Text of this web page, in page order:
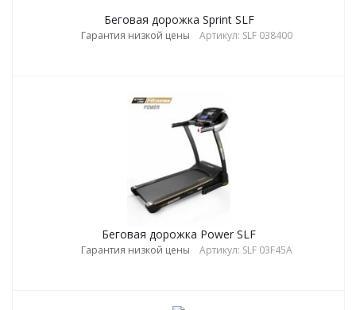
Беговая дорожка Sprint SLF
Гарантия низкой цены Артикул: SLF 038400
Беговая дорожка Power SLF
Гарантия низкой цены Артикул: SLF 03F45A